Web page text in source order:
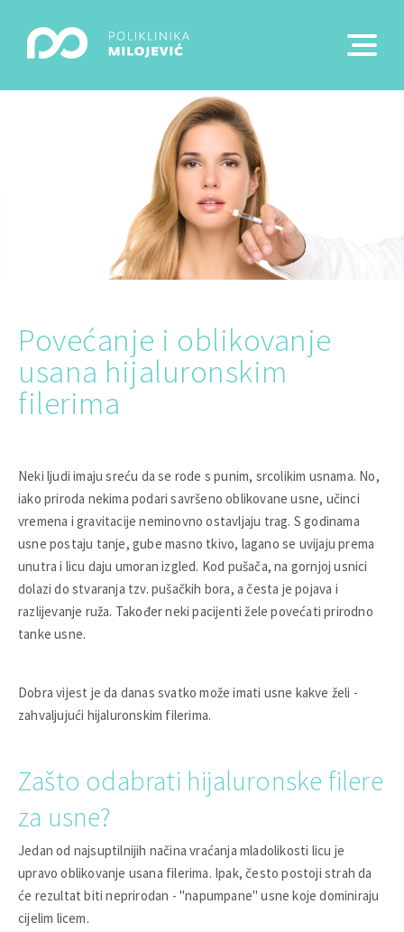
Povećanje i oblikovanje
usana hijaluronskim
filerima
Neki ljudi imaju sreću da se rode s punim, srcolikim usnama. No,
iako priroda nekima podari savršeno oblikovane usne, učinci
vremena i gravitacije neminovno ostavljaju trag. S godinama
usne postaju tanje, gube masno tkivo, lagano se uvijaju prema
unutra i licu daju umoran izgled. Kod pušača, na gornjoj usnici
dolazi do stvaranja tzv. pušačkih bora, a česta je pojava i
razlijevanje ruža. Također neki pacijenti žele povećati prirodno
tanke usne.
Dobra vijest je da danas svatko može imati usne kakve želi -
zahvaljujući hijaluronskim filerima.
Zašto odabrati hijaluronske filere
za usne?
Jedan od najsuptilnijih načina vraćanja mladolikosti licu je
upravo oblikovanje usana filerima. Ipak, često postoji strah da
će rezultat biti neprirodan - "napumpane" usne koje dominiraju
cijelim licem.